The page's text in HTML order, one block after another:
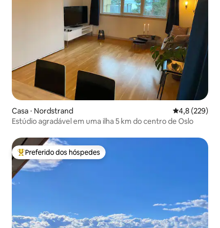
Casa ⋅ Nordstrand 4,8 de uma
4,8 (229)
Estúdio agradável em uma ilha 5 km do centro de Oslo
Entre os melhores preferidos dos hóspedes
Preferido dos hóspedes